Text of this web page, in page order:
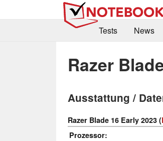
Tests
News
Razer
Ausstattung /
Razer Blade 16 Early 2023 (
Prozessor